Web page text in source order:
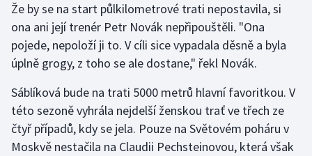
Judo
Krasobruslení
Lyže a snowboard
Moderní pětiboj
Že by se na start půlkilometrové trati nepostavila, si
ona ani její trenér Petr Novák nepřipouštěli. "Ona
pojede, nepoloží ji to. V cíli sice vypadala děsně a byla
úplně grogy, z toho se ale dostane," řekl Novák.
Sáblíková bude na trati 5000 metrů hlavní favoritkou. V
této sezoně vyhrála nejdelší ženskou trať ve třech ze
čtyř případů, kdy se jela. Pouze na Světovém poháru v
Moskvě nestačila na Claudii Pechsteinovou, která však